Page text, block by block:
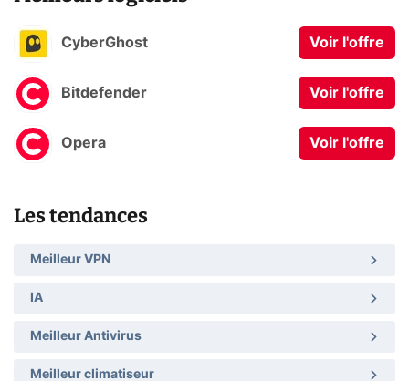
CyberGhost Voir l'offre
Bitdefender Voir l'offre
Opera Voir l'offre
Les tendances
Meilleur VPN
IA
Meilleur Antivirus
Meilleur climatiseur